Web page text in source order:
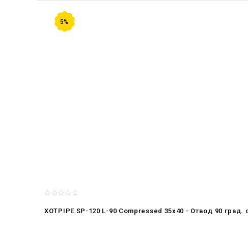
5%
XOTPIPE SP-120 L-90 Compressed 35x40 - Отвод 90